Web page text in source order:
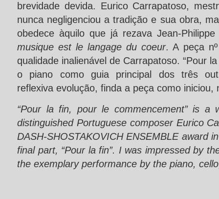
brevidade devida. Eurico Carrapatoso,
nunca negligenciou a tradição e sua obra,
obedece àquilo que já rezava Jean-
musique est le langage du coeur. A peça
qualidade inalienável de Carrapatoso. “Pour
o piano como guia principal dos três
reflexiva evolução, finda a peça como
“Pour la fin, pour le commencement” is
distinguished Portuguese composer Eurico
DASH-SHOSTAKOVICH ENSEMBLE award
final part, “Pour la fin”. I was impressed by
the exemplary performance by the piano,